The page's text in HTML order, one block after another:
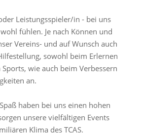
Leistungsspieler/in - bei uns
fühlen. Je nach Können und
Vereins- und auf Wunsch auch
sowohl beim Erlernen
wie auch beim Verbessern
an.
haben bei uns einen hohen
unsere vielfältigen Events
Klima des TCAS.